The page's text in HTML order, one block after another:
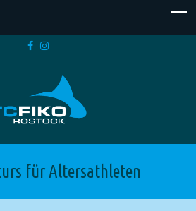
für Altersathleten